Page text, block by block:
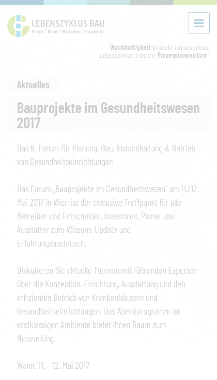
"Nachhaltigkeit braucht Lebenszyklus.
Lebenszyklus braucht Prozessinnovation."
Aktuelles
Bauprojekte im Gesundheitswesen
2017
Das 6. Forum für Planung, Bau, Instandhaltung & Betrieb
von Gesundheitseinrichtungen
Das Forum „Bauprojekte im Gesundheitswesen“ am 11./12.
Mai 2017 in Wien ist der exklusive Treffpunkt für alle
Betreiber und Entscheider, Investoren, Planer und
Ausstatter zum Wissens-Update und
Erfahrungsaustausch.
Diskutieren Sie aktuelle Themen mit führenden Experten
über die Konzeption, Errichtung, Ausstattung und den
effizienten Betrieb von Krankenhäusern und
Gesundheitseinrichtungen. Das Abendprogramm im
erstklassigen Ambiente bietet Ihnen Raum zum
Networking.
Wann: 11. – 12. Mai 2017